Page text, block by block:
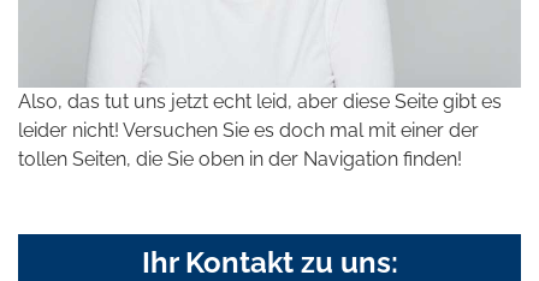
Also, das tut uns jetzt echt leid, aber diese Seite gibt es
leider nicht! Versuchen Sie es doch mal mit einer der
tollen Seiten, die Sie oben in der Navigation finden!
Ihr Kontakt zu uns: